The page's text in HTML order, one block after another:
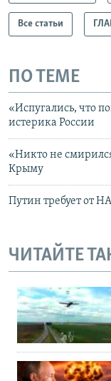
Все статьи
ПО ТЕМЕ
«Испугались, что
истерика России
«Никто не
Крыму
Путин требует от
ЧИТАЙТЕ